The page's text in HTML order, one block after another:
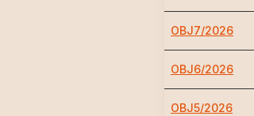
OBJ7/2026
OBJ6/2026
OBJ5/2026